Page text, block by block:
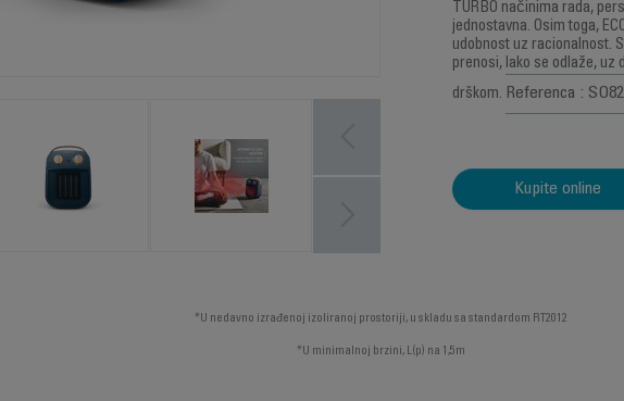
TURBO načinima rada,
jednostavna. Osim toga,
udobnost uz racionalnost.
prenosi, lako se odlaže, uz
drškom. Referenca :
Kupite online
*U nedavno izrađenoj izoliranoj prostoriji, u skladu sa standardom RT2012
*U minimalnoj brzini, L(p) na 1,5m